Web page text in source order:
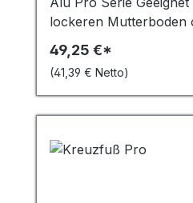
möchten, zögern Sie
bei der Gestaltung
Banners zu helfen!
lockeren Mutterboden
49,25 €*
(41,39 € Netto)